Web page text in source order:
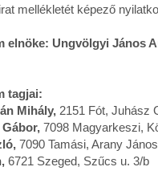
mellékletét képező
elnöke: Ungvölgyi János
tagjai:
Mihály, 2151 Fót, Juhász
Gábor, 7098 Magyarkeszi,
7090 Tamási, Arany
6721 Szeged, Szűcs u. 3/b